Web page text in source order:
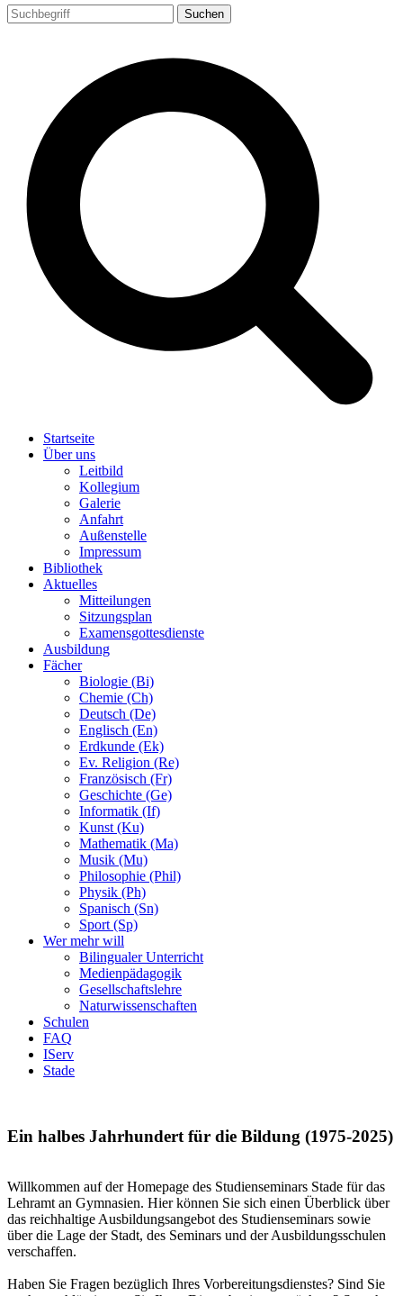
Suchen
Startseite
Über uns
Leitbild
Kollegium
Galerie
Anfahrt
Außenstelle
Impressum
Bibliothek
Aktuelles
Mitteilungen
Sitzungsplan
Examensgottesdienste
Ausbildung
Fächer
Biologie (Bi)
Chemie (Ch)
Deutsch (De)
Englisch (En)
Erdkunde (Ek)
Ev. Religion (Re)
Französisch (Fr)
Geschichte (Ge)
Informatik (If)
Kunst (Ku)
Mathematik (Ma)
Musik (Mu)
Philosophie (Phil)
Physik (Ph)
Spanisch (Sn)
Sport (Sp)
Wer mehr will
Bilingualer Unterricht
Medienpädagogik
Gesellschaftslehre
Naturwissenschaften
Schulen
FAQ
IServ
Stade
Ein halbes Jahrhundert für die Bildung (1975-2025)
Willkommen auf der Homepage des Studienseminars Stade für das
Lehramt an Gymnasien. Hier können Sie sich einen Überblick über
das reichhaltige Ausbildungsangebot des Studienseminars sowie
über die Lage der Stadt, des Seminars und der Ausbildungsschulen
verschaffen.
Haben Sie Fragen bezüglich Ihres Vorbereitungsdienstes? Sind Sie